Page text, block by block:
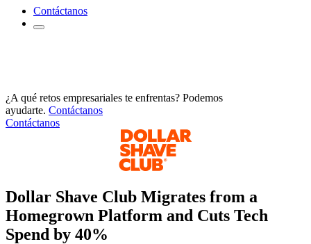
Contáctanos
¿A qué retos empresariales te enfrentas? Podemos
ayudarte. Contáctanos
Contáctanos
Dollar Shave Club Migrates from a
Homegrown Platform and Cuts Tech
Spend by 40%